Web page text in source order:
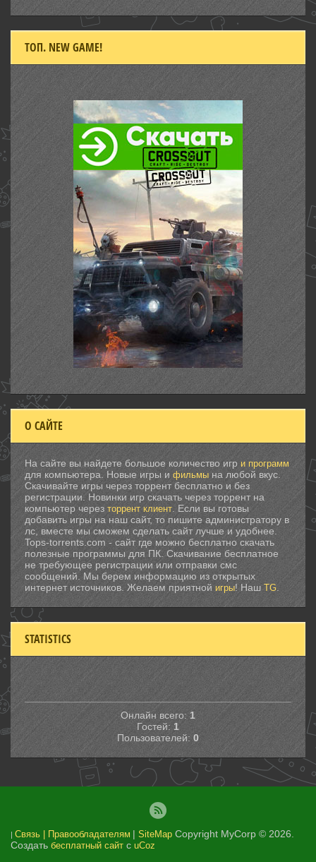
ТОП. NEW GAME!
О САЙТЕ
На сайте вы найдете большое количество игр и программ
для компьютера. Новые игры и фильмы на любой вкус.
Скачивайте игры через торрент бесплатно и без
регистрации. Новинки игр скачать через торрент на
компьютер через торрент клиент . Если вы готовы
добавить игры на наш сайт, то пишите администратору в
лс, вместе мы сможем сделать сайт лучше и удобнее.
Tops-torrents.com - сайт где можно бесплатно скачать
полезные программы для ПК. Скачивание бесплатное
не требующее регистрации или отправки смс
сообщений. Мы берем информацию из открытых
интернет источников. Желаем приятной игры! Наш TG
STATISTICS
Онлайн всего: 1
Гостей: 1
Пользователей: 0
| Связь | Правообладателям | SiteMap Copyright MyCorp © 2026
Создать бесплатный сайт с uCoz